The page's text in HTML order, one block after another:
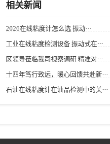
相关新闻
2026在线粘度计怎么选 振动···
工业在线粘度检测设备 振动式在···
区领导莅临我司视察调研 精准对···
十四年笃行致远，暖心回馈共赴新···
石油在线粘度计在油品检测中的关···